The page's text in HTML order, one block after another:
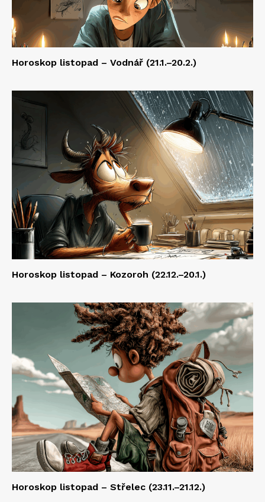
Horoskop listopad – Vodnář (21.1.–20.2.)
Horoskop listopad – Kozoroh (22.12.–20.1.)
Horoskop listopad – Střelec (23.11.–21.12.)